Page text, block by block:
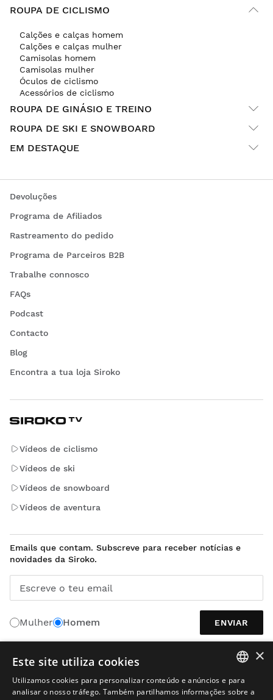
ROUPA DE CICLISMO
Calções e calças homem
Calções e calças mulher
Camisolas homem
Camisolas mulher
Óculos de ciclismo
Acessórios de ciclismo
ROUPA DE GINÁSIO E TREINO
ROUPA DE SKI E SNOWBOARD
EM DESTAQUE
Devoluções
Programa de Afiliados
Rastreamento do pedido
Programa de Parceiros B2B
Trabalhe connosco
FAQs
Podcast
Contacto
Blog
Encontra a tua loja Siroko
Vídeos de ciclismo
Vídeos de ski
Vídeos de snowboard
Vídeos de aventura
Emails que contam. Subscreve para receber notícias e
novidades da Siroko.
Escreve o teu email
Mulher Homem ENVIAR
SPANISH
×
Este site utiliza cookies
Utilizamos cookies para personalizar conteúdo e anúncios e para
analisar o nosso tráfego. Também partilhamos informações sobre a